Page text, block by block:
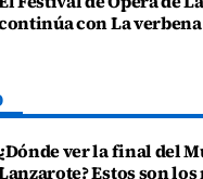
con La
ver la final del
Estos son